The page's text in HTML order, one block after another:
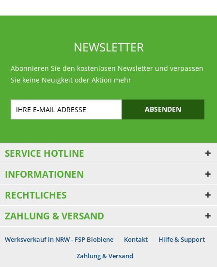
NEWSLETTER
Abonnieren Sie den kostenlosen Newsletter und verpassen
Sie keine Neuigkeit oder Aktion mehr
ABSENDEN
SERVICE HOTLINE
INFORMATIONEN
RECHTLICHES
ZAHLUNG & VERSAND
Werksverkauf in NRW - FSP Biobiene Kontakt
Hilfe & Support
Zahlung & Versand